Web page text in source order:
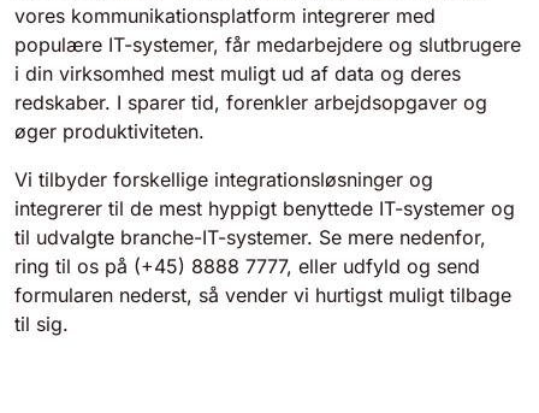
vores kommunikationsplatform integrerer med
populære IT-systemer, får medarbejdere og slutbrugere
i din virksomhed mest muligt ud af data og deres
redskaber. I sparer tid, forenkler arbejdsopgaver og
øger produktiviteten.
Vi tilbyder forskellige integrationsløsninger og
integrerer til de mest hyppigt benyttede IT-systemer og
til udvalgte branche-IT-systemer. Se mere nedenfor,
ring til os på (+45) 8888 7777, eller udfyld og send
formularen nederst, så vender vi hurtigst muligt tilbage
til sig.